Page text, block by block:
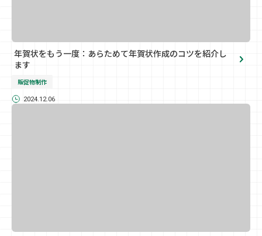
年賀状をもう一度：あらためて年賀状作成のコツを紹介し
ます
販促物制作
2024.12.06